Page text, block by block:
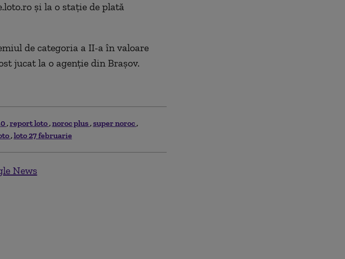
și la o stație de plată
de categoria a II-a în valoare
jucat la o agenție din Brașov.
report loto noroc plus super noroc
loto 27 februarie
News